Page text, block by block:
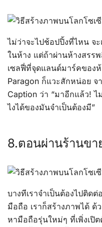
ไม่ว่าจะไปช้อปปิ้งที่ไหน จ
ในห้าง แต่ถ้าผ่านห้างสรร
เซลฟี่ที่จุดแลนด์มาร์คของห้
Paragon ก็แวะสักหน่อย จ
Caption ว่า “มาอีกแล้ว!
ไงได้ของมันจำเป็นต้องมี”
8.ตอนผ่านร้านขา
บางทีเราจำเป็นต้องไปติด
มือถือ เราก็สร้างภาพได้ ด้
หามือถือรุ่นใหม่ๆ ที่เพิ่งเปิ